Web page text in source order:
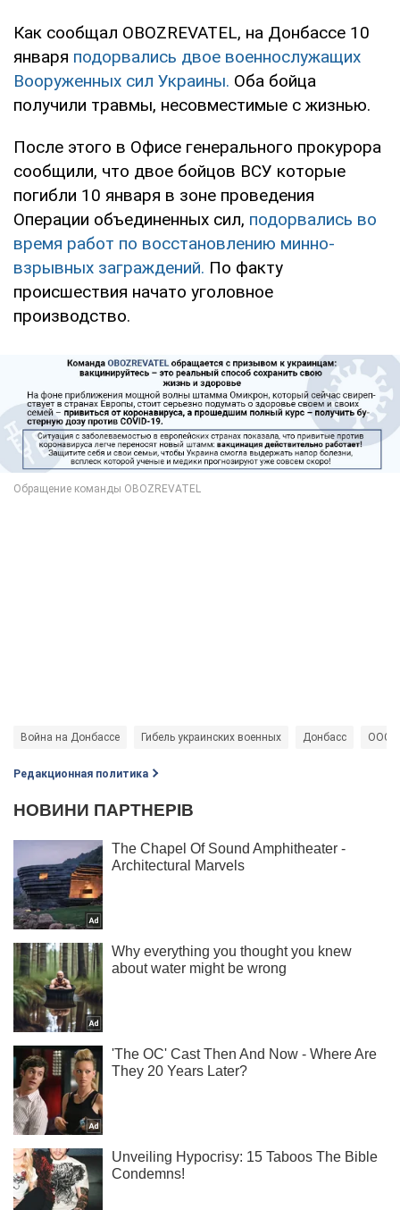
Как сообщал OBOZREVATEL, на Донбассе 10
января подорвались двое военнослужащих
Вооруженных сил Украины. Оба бойца
получили травмы, несовместимые с жизнью.
После этого в Офисе генерального прокурора
сообщили, что двое бойцов ВСУ которые
погибли 10 января в зоне проведения
Операции объединенных сил, подорвались во
время работ по восстановлению минно-
взрывных заграждений. По факту
происшествия начато уголовное
производство.
Война на Донбассе Гибель украинских военных Донбасс ООС
Редакционная политика